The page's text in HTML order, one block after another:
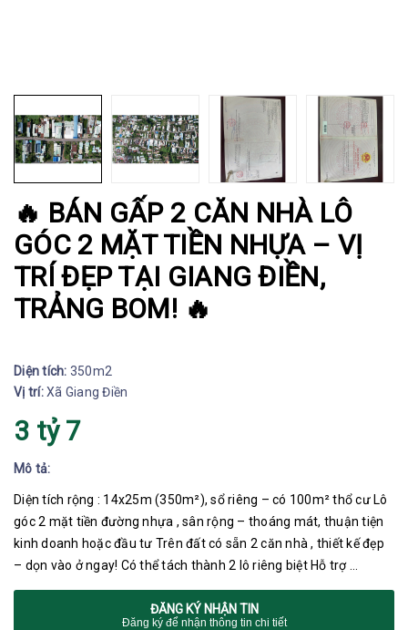
🔥 BÁN GẤP 2 CĂN NHÀ LÔ
GÓC 2 MẶT TIỀN NHỰA – VỊ
TRÍ ĐẸP TẠI GIANG ĐIỀN,
TRẢNG BOM! 🔥
Diện tích: 350m2
Vị trí:Xã Giang Điền
3 tỷ 7
Mô tả:
Diện tích rộng : 14x25m (350m²), sổ riêng – có 100m² thổ cư Lô
góc 2 mặt tiền đường nhựa , sân rộng – thoáng mát, thuận tiện
kinh doanh hoặc đầu tư Trên đất có sẵn 2 căn nhà , thiết kế đẹp
– dọn vào ở ngay! Có thể tách thành 2 lô riêng biệt Hỗ trợ …
ĐĂNG KÝ NHẬN TIN
Đăng ký để nhận thông tin chi tiết